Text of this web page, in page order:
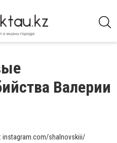
Валерии
instagram.com/shalnovskiii/